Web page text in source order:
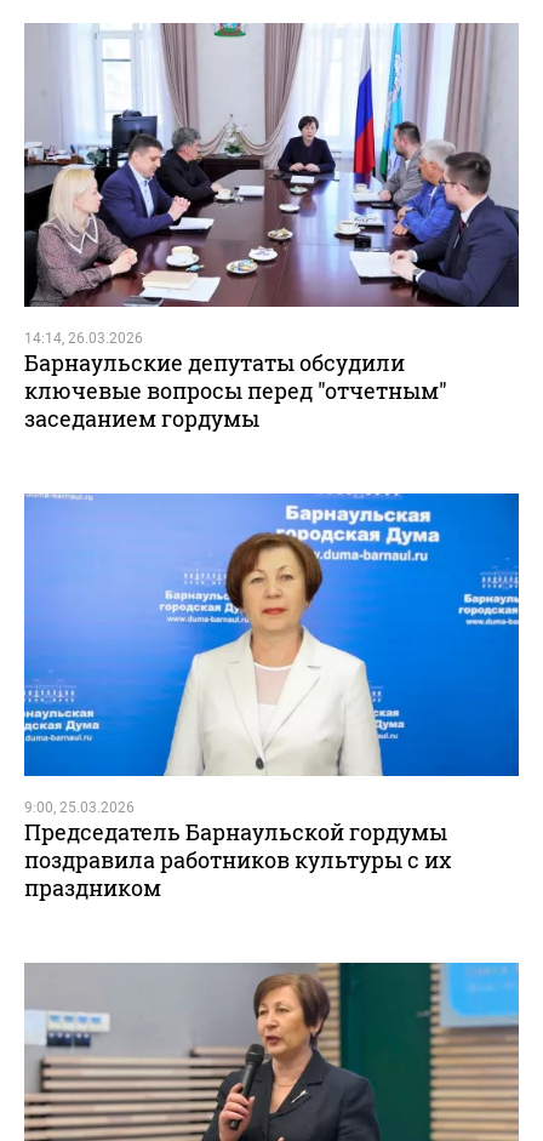
14:14, 26.03.2026
Барнаульские депутаты обсудили
ключевые вопросы перед "отчетным"
заседанием гордумы
9:00, 25.03.2026
Председатель Барнаульской гордумы
поздравила работников культуры с их
праздником